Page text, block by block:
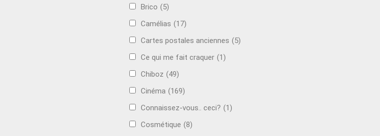
Brico (5)
Camélias (17)
Cartes postales anciennes (5)
Ce qui me fait craquer (1)
Chiboz (49)
Cinéma (169)
Connaissez-vous.. ceci? (1)
Cosmétique (8)